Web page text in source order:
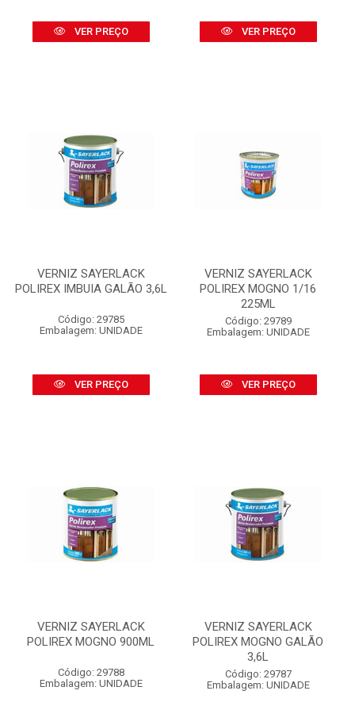
VER PREÇO VER PREÇO
VERNIZ SAYERLACK
POLIREX IMBUIA GALÃO 3,6L
Código: 29785
Embalagem: UNIDADE
VER PREÇO
VERNIZ SAYERLACK
POLIREX MOGNO 1/16
225ML
Código: 29789
Embalagem: UNIDADE
VER PREÇO
VERNIZ SAYERLACK
POLIREX MOGNO 900ML
Código: 29788
Embalagem: UNIDADE
VERNIZ SAYERLACK
POLIREX MOGNO GALÃO
3,6L
Código: 29787
Embalagem: UNIDADE